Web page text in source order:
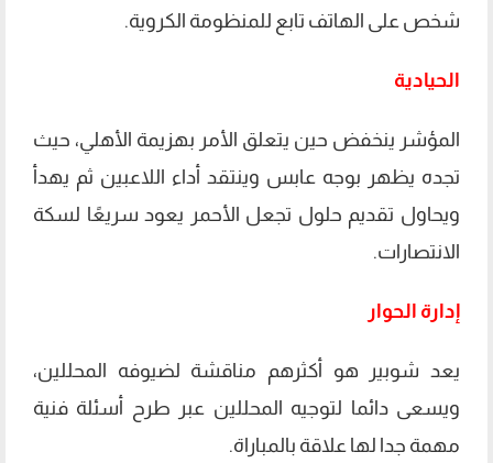
شخص على الهاتف تابع للمنظومة الكروية.
الحيادية
المؤشر ينخفض حين يتعلق الأمر بهزيمة الأهلي، حيث
تجده يظهر بوجه عابس وينتقد أداء اللاعبين ثم يهدأ
ويحاول تقديم حلول تجعل الأحمر يعود سريعًا لسكة
الانتصارات.
إدارة الحوار
يعد شوبير هو أكثرهم مناقشة لضيوفه المحللين،
ويسعى دائما لتوجيه المحللين عبر طرح أسئلة فنية
مهمة جدا لها علاقة بالمباراة.